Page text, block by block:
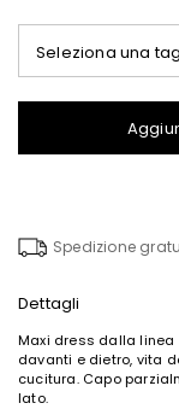
Seleziona una
Spedizione
Dettagli
Maxi dress dalla
davanti e dietro, vita
cucitura. Capo
lato.